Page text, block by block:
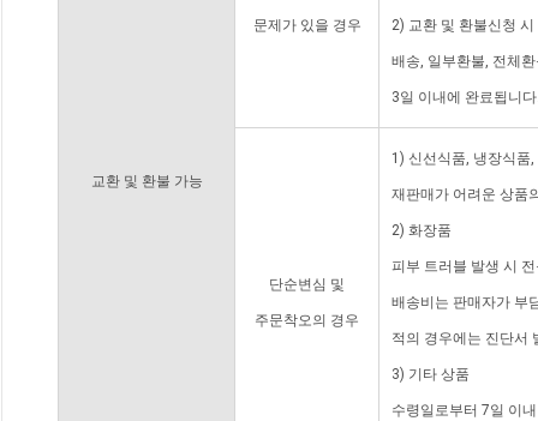
교환 및 환불 가능
문제가 있을 경우 2) 교환 및 환불신청
배송, 일부환불, 전체
3일 이내에 완료됩니
단순변심 및
주문착오의 경우
1) 신선식품, 냉장식품
재판매가 어려운 상품
2) 화장품
피부 트러블 발생 시
배송비는 판매자가 부
적의 경우에는 진단서
3) 기타 상품
수령일로부터 7일 이